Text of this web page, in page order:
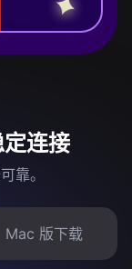
连接
靠。
Mac 版下载